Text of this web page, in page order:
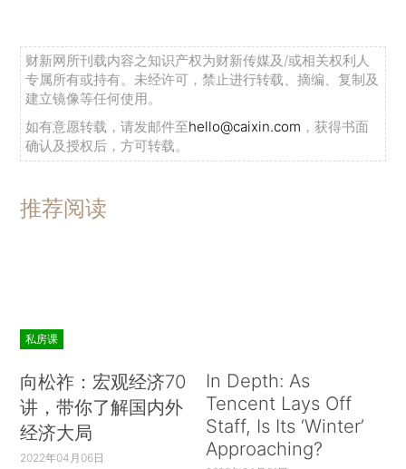
财新网所刊载内容之知识产权为财新传媒及/或相关权利人
专属所有或持有。未经许可，禁止进行转载、摘编、复制及
建立镜像等任何使用。
如有意愿转载，请发邮件至hello@caixin.com ，获得书面
确认及授权后，方可转载。
推荐阅读
私房课
向松祚：宏观经济70
讲，带你了解国内外
经济大局
2022年04月06日
In Depth: As
Tencent Lays Off
Staff, Is Its ‘Winter’
Approaching?